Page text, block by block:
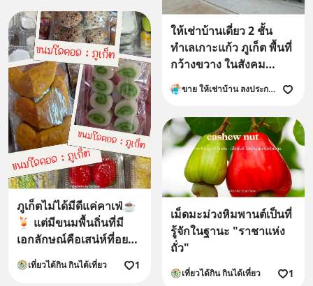
ให้เช่าบ้านเดี่ยว 2 ชั้น
ทำเลเกาะแก้ว ภูเก็ต พื้นที่
กว้างขวาง ในสังคม
คุณภาพระดับพรีเมียม
ขาย ให้เช่าบ้าน ลงประกาศ ที่ดิน คอนโด อาคารพาณิชย์
ภูเก็ตไม่ได้มีดีแค่คาเฟ่☕️
🍹 แต่มีขนมพื้นถิ่นที่มี
เอกลักษณ์คือเสน่ห์ที่อยาก
ให้มาลองชิม 😋
เที่ยวได้กิน กินได้เที่ยว 1
เม็ดมะม่วงหิมพานต์เป็นที่
รู้จักในฐานะ "ราชาแห่ง
ถั่ว"
เที่ยวได้กิน กินได้เที่ยว 1